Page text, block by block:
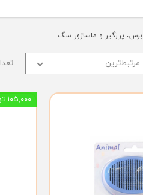
شایر
گورمت
وینستون
برس، پرزگیر و ماساژور سگ
مرتبط‌ترین
۱۰۵,۰۰۰ تومان